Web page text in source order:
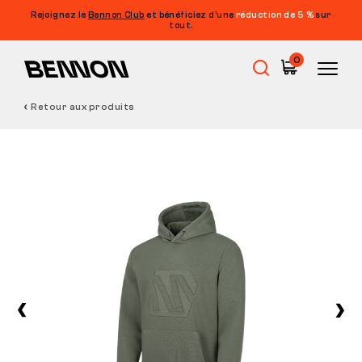
Rejoignez le Bennon Club et bénéficiez d’une réduction de 5 %sur
tout.
0
Chaussures de loisirs
Retour aux produits